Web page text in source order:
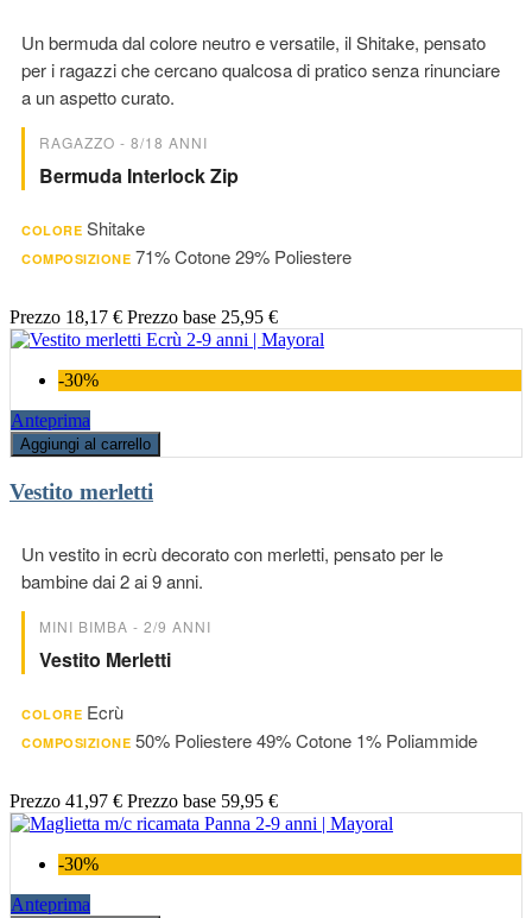
Un bermuda dal colore neutro e versatile, il Shitake, pensato
per i ragazzi che cercano qualcosa di pratico senza rinunciare
a un aspetto curato.
RAGAZZO - 8/18 ANNI
Bermuda Interlock Zip
COLORE Shitake
COMPOSIZIONE 71% Cotone 29% Poliestere
Prezzo 18,17 € Prezzo base 25,95 €
-30%
Anteprima
Aggiungi al carrello
Vestito merletti
Un vestito in ecrù decorato con merletti, pensato per le
bambine dai 2 ai 9 anni.
MINI BIMBA - 2/9 ANNI
Vestito Merletti
COLORE Ecrù
COMPOSIZIONE 50% Poliestere 49% Cotone 1% Poliammide
Prezzo 41,97 € Prezzo base 59,95 €
-30%
Anteprima